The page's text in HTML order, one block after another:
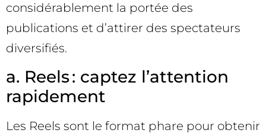
considérablement la portée des
publications et d’attirer des spectateurs
diversifiés.
a. Reels : captez l’attention
rapidement
Les Reels sont le format phare pour obtenir